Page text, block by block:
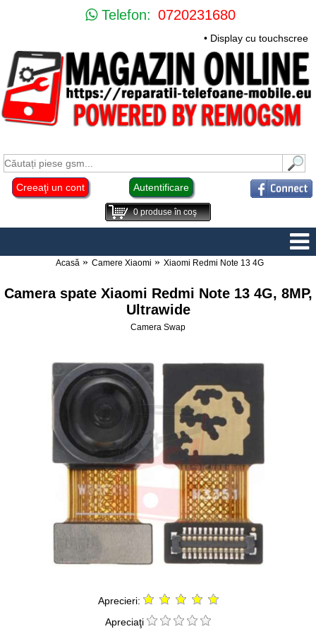
Telefon: 0720231680
• Display cu
Creeaţi un cont Autentificare
0produse în coş
Acasă Camere Xiaomi Xiaomi Redmi Note 13 4G
Camera spate Xiaomi Redmi Note 13 4G, 8MP,
Ultrawide
Camera Swap
Aprecieri:
Apreciaţi